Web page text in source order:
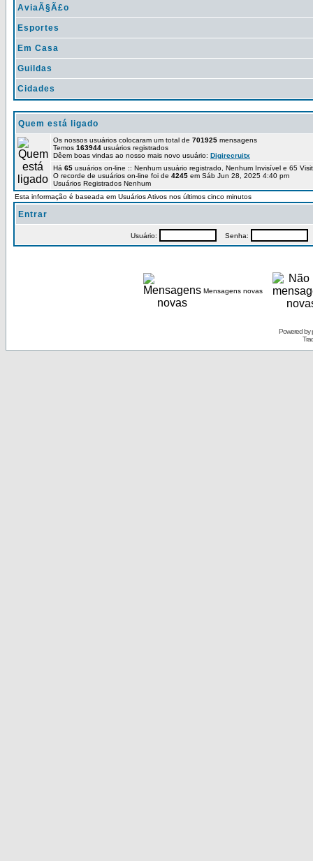
AviaÃ§Ã£o
Esportes
Em Casa
Guildas
Cidades
Quem está ligado
Os nossos usuários colocaram um total de 701925 mensagens
Temos 163944 usuários registrados
Dêem boas vindas ao nosso mais novo usuário: Digirecruitx
Há 65 usuários on-line :: Nenhum usuário registrado, Nenhum Invisível e 65
O recorde de usuários on-line foi de 4245 em Sáb Jun 28, 2025 4:40 pm
Usuários Registrados Nenhum
Esta informação é baseada em Usuários Ativos nos últimos cinco minutos
Entrar
Usuário: Senha:
Mensagens novas
Powered by